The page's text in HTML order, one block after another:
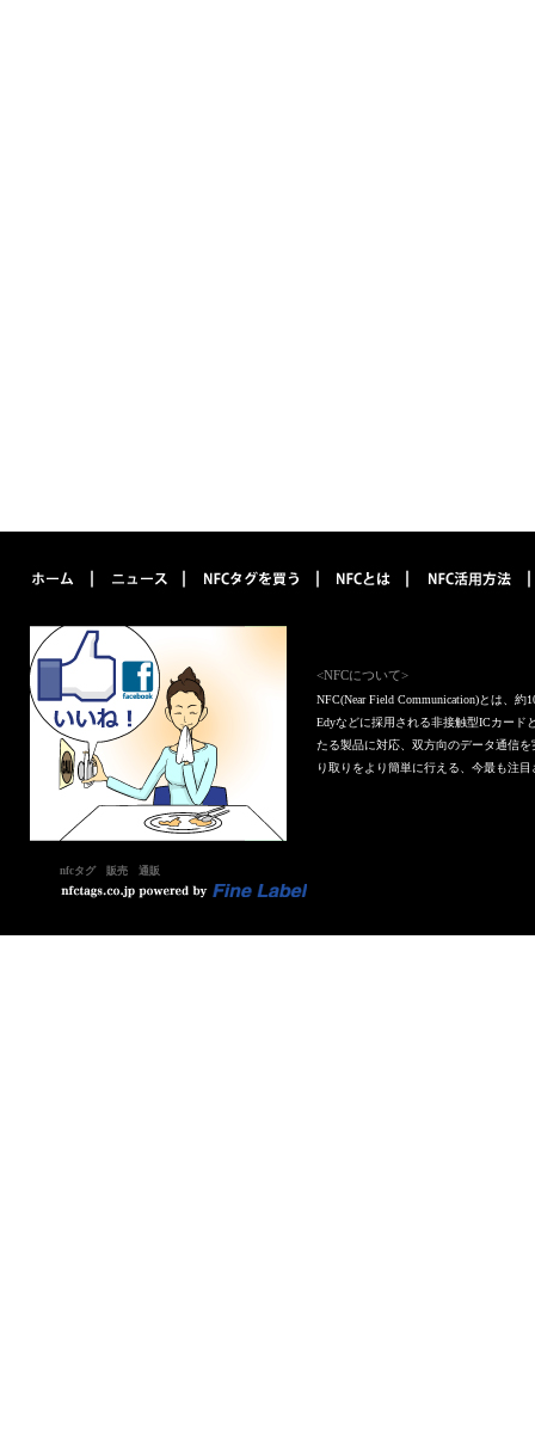
<NFCについて>
NFC(Near Field Communication)とは、
Edyなどに採用される非接触型ICカード
たる製品に対応、双方向のデータ通信
り取りをより簡単に行える、今最も注
nfcタグ 販売 通販